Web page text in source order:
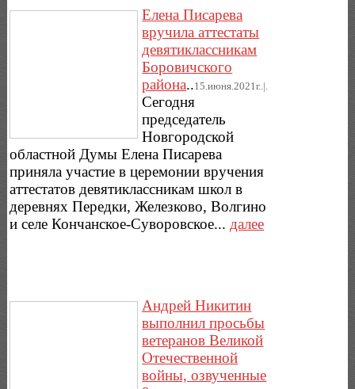
Елена Писарева
вручила аттестаты
девятиклассникам
Боровичского
района..15.июня.2021г..|.
Сегодня
председатель
Новгородской
областной Думы Елена Писарева
приняла участие в церемонии вручения
аттестатов девятиклассникам школ в
деревнях Передки, Железково, Волгино
и селе Кончанское-Суворовское... далее
Андрей Никитин
выполнил просьбы
ветеранов Великой
Отечественной
войны, озвученные